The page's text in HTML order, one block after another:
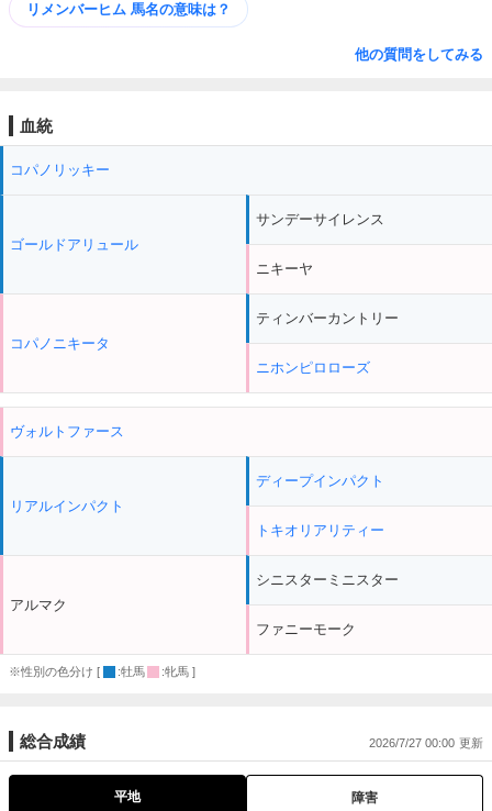
リメンバーヒム 馬名の意味は？
他の質問をしてみる
血統
コパノリッキー
ゴールドアリュール
コパノニキータ
サンデーサイレンス
ニキーヤ
ティンバーカントリー
ニホンピロローズ
ヴォルトファース
リアルインパクト
アルマク
ディープインパクト
トキオリアリティー
シニスターミニスター
ファニーモーク
※性別の色分け [ :牡馬 :牝馬 ]
総合成績 2026/7/27 00:00
平地 障害